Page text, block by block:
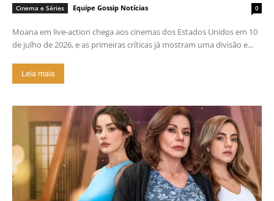
Cinema e Séries Equipe Gossip Notícias 0
Moana em live-action chega aos cinemas dos Estados Unidos em 10
de julho de 2026, e as primeiras críticas já mostram uma divisão e...
Leia mais